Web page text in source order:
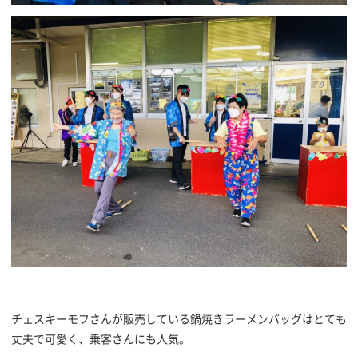
チェスキーモフさんが販売している鍋焼きラーメンバッグはとても
丈夫で可愛く、乗客さんにも人気。